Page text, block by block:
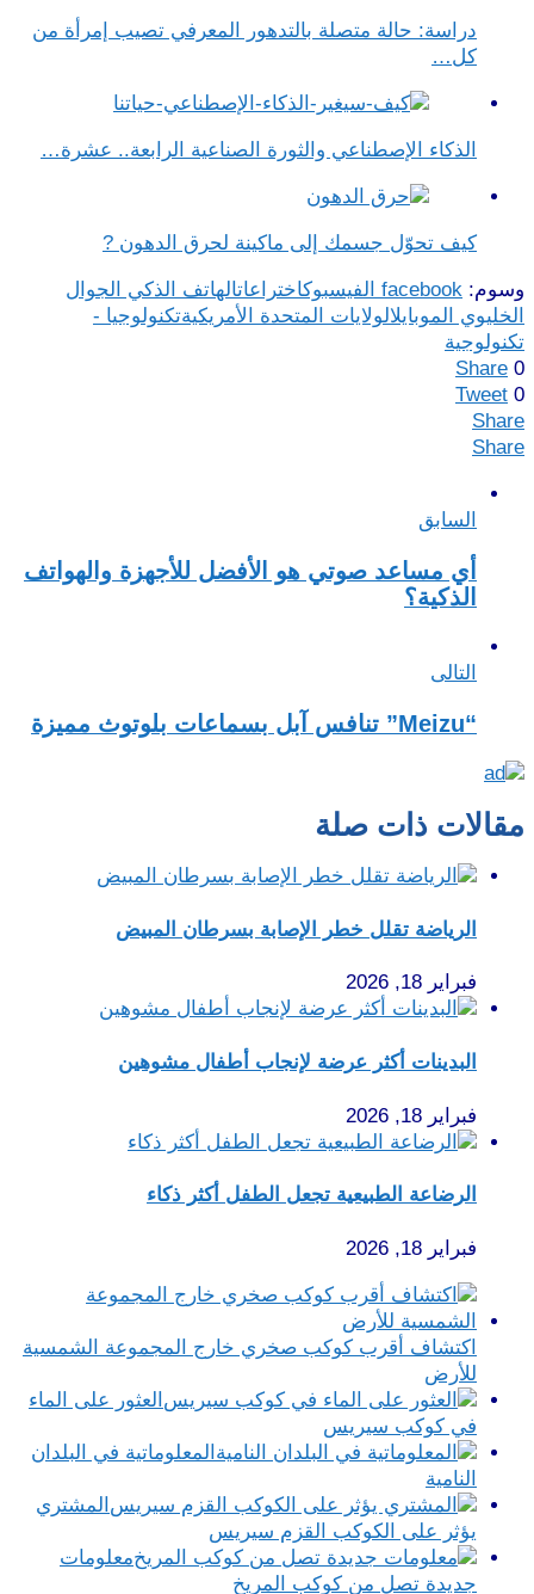
دراسة: حالة متصلة بالتدهور المعرفي تصيب إمرأة من
كل…
الذكاء الإصطناعي والثورة الصناعية الرابعة.. عشرة…
كيف تحوّل جسمك إلى ماكينة لحرق الدهون ?
وسوم: facebook الفيسبوك اختراعاتالهاتف الذكي الجوال
الخليوي الموبايلالولايات المتحدة الأمريكيةتكنولوجيا -
تكنولوجية
Share 0
Tweet 0
Share
Share
السابق
أي مساعد صوتي هو الأفضل للأجهزة والهواتف
الذكية؟
التالى
“Meizu” تنافس آبل بسماعات بلوتوث مميزة
مقالات ذات صلة
الرياضة تقلل خطر الإصابة بسرطان المبيض
فبراير 18, 2026
البدينات أكثر عرضة لإنجاب أطفال مشوهين
فبراير 18, 2026
الرضاعة الطبيعية تجعل الطفل أكثر ذكاء
فبراير 18, 2026
اكتشاف أقرب كوكب صخري خارج المجموعة الشمسية
للأرض
العثور على الماء
في كوكب سيريس
المعلوماتية في البلدان
النامية
المشتري
يؤثر على الكوكب القزم سيريس
معلومات
جديدة تصل من كوكب المريخ